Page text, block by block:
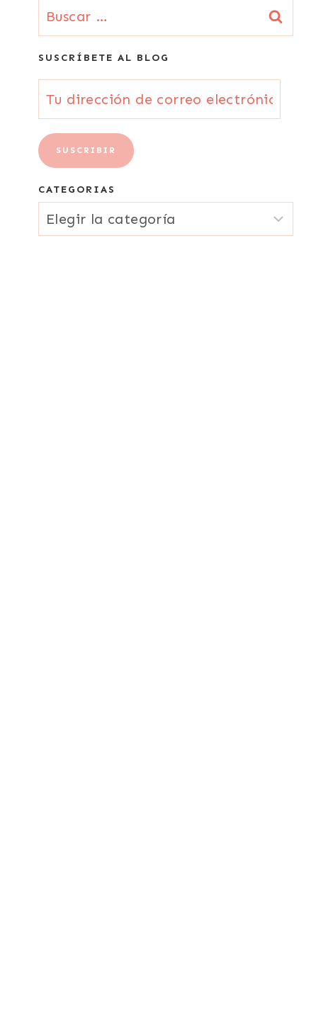
Buscar:
SUSCRÍBETE AL BLOG
Tu
dirección
de
correo
electrónico
{Email}
SUSCRIBIR
CATEGORIAS
CATEGORIAS